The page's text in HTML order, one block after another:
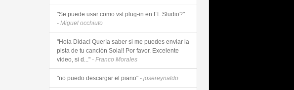
"Se puede usar como vst plug-in en FL Studio?"
- Miguel occhiuto
"Hola Didac! Quería saber si me puedes enviar la
pista de tu canción Sola!! Por favor. Excelente
video, si d..." - Franco Morales
"no puedo descargar el piano" - josereynaldo